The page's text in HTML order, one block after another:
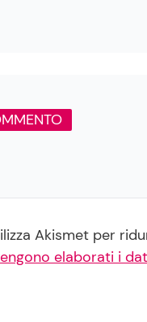
Akismet per
elaborati i